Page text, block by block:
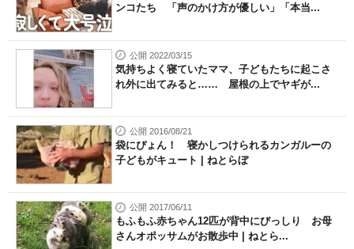
ンコたち 「声のかけ方が優しい」「本当...
公開 2022/03/15
気持ちよく寝ていたママ、子どもたちに起こさ
れ外に出てみると…… 屋根の上でヤギが...
公開 2016/08/21
袋にぴょん！ 寝かしつけられるカンガルーの
子どもがキュート | ねとらぼ
公開 2017/06/11
もふもふ赤ちゃん12匹が背中にびっしり お母
さんオポッサムがお散歩中 | ねとら...